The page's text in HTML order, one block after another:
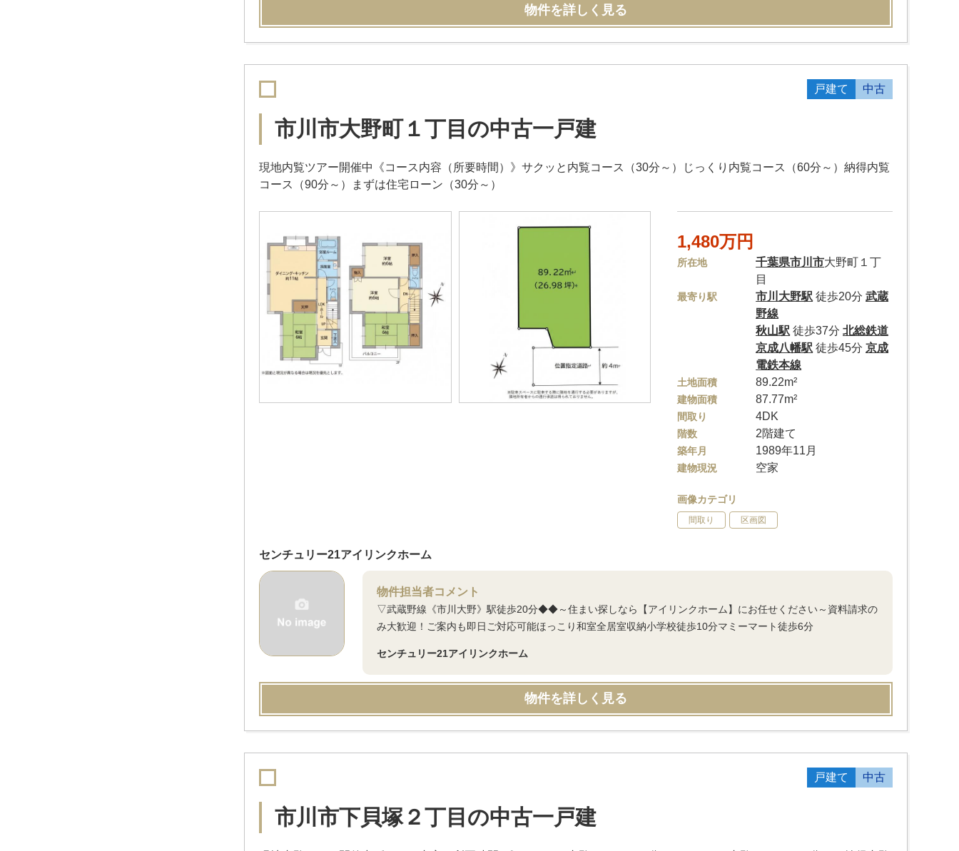
物件を詳しく見る
戸建て 中古
市川市大野町１丁目の中古一戸建
現地内覧ツアー開催中《コース内容（所要時間）》サクッと内覧コース（30分～）じっくり内覧コース（60分～）納得内覧
コース（90分～）まずは住宅ローン（30分～）
1,480万円
所在地 千葉県市川市大野町１丁
目
最寄り駅 市川大野駅 徒歩20分武蔵
野線
秋山駅 徒歩37分北総鉄道
京成八幡駅 徒歩45分京成
電鉄本線
土地面積 89.22m²
建物面積 87.77m²
間取り 4DK
階数 2階建て
築年月 1989年11月
建物現況 空家
画像カテゴリ
間取り 区画図
センチュリー21アイリンクホーム
物件担当者コメント
▽武蔵野線《市川大野》駅徒歩20分◆◆～住まい探しなら【アイリンクホーム】にお任せください～資料請求の
み大歓迎！ご案内も即日ご対応可能ほっこり和室全居室収納小学校徒歩10分マミーマート徒歩6分
センチュリー21アイリンクホーム
物件を詳しく見る
戸建て 中古
市川市下貝塚２丁目の中古一戸建